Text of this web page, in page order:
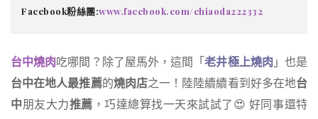
Facebook粉絲團:www.facebook.com/chiaoda222332
台中燒肉吃哪間？除了屋馬外，這間「老井極上燒肉 」也是
台中在地人最推薦的燒肉店之一！陸陸續續看到好多在地台
中朋友大力推薦 ，巧達總算找一天來試試了😍 好同事還特